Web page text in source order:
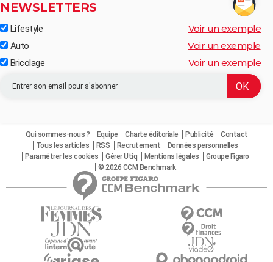
NEWSLETTERS
Lifestyle Voir un exemple
Auto Voir un exemple
Bricolage Voir un exemple
Qui sommes-nous ? Equipe Charte éditoriale Publicité
Contact
Tous les articles
RSS Recrutement
Données personnelles
Paramétrer les cookies
Gérer Utiq Mentions légales
Groupe Figaro
© 2026 CCM Benchmark